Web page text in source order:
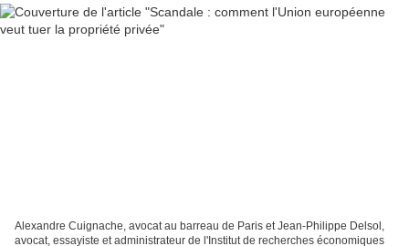
Alexandre Cuignache, avocat au barreau de Paris et Jean-Philippe Delsol,
avocat, essayiste et administrateur de l'Institut de recherches économiques